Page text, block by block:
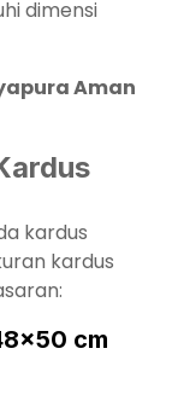
dimensi
Aman
kardus
kardus
cm